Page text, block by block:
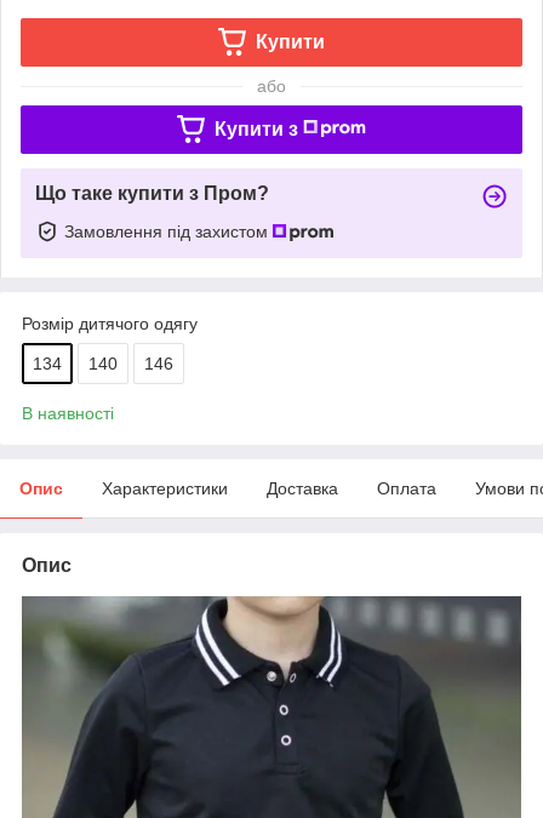
Купити
або
Купити з
Що таке купити з Пром?
Замовлення під захистом
Розмір дитячого одягу
134 140 146
В наявності
Опис Характеристики Доставка Оплата Умови
Опис